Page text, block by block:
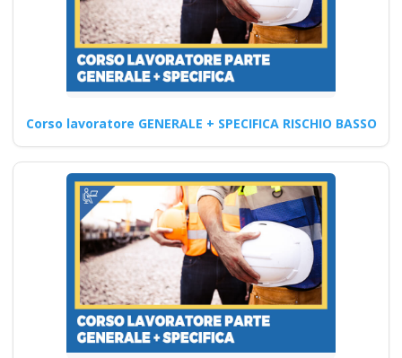
Corso avanzato per
professionisti del settore
edile: cosa imparerai Quali
sono i…
Continua
Aggiornamento per
RSPP in ambito di
sicurezza sul lavoro
Corso Datore
Modulo Aggiuntivo
Cantieri Edili 6 ore
Corso lavoratore GENERALE + SPECIFICA RISCHIO BASSO